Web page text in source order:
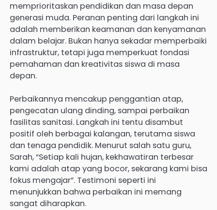
memprioritaskan pendidikan dan masa depan
generasi muda. Peranan penting dari langkah ini
adalah memberikan keamanan dan kenyamanan
dalam belajar. Bukan hanya sekadar memperbaiki
infrastruktur, tetapi juga memperkuat fondasi
pemahaman dan kreativitas siswa di masa
depan.
Perbaikannya mencakup penggantian atap,
pengecatan ulang dinding, sampai perbaikan
fasilitas sanitasi. Langkah ini tentu disambut
positif oleh berbagai kalangan, terutama siswa
dan tenaga pendidik. Menurut salah satu guru,
Sarah, “Setiap kali hujan, kekhawatiran terbesar
kami adalah atap yang bocor, sekarang kami bisa
fokus mengajar”. Testimoni seperti ini
menunjukkan bahwa perbaikan ini memang
sangat diharapkan.